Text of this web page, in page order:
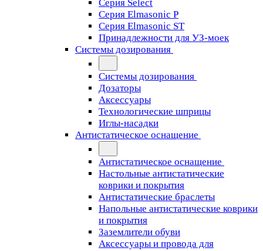
Серия Select
Серия Elmasonic P
Серия Elmasonic ST
Принадлежности для УЗ-моек
Системы дозирования
Системы дозирования
Дозаторы
Аксессуары
Технологические шприцы
Иглы-насадки
Антистатическое оснащение
Антистатическое оснащение
Настольные антистатические
коврики и покрытия
Антистатические браслеты
Напольные антистатические коврики
и покрытия
Заземлители обуви
Аксессуары и провода для